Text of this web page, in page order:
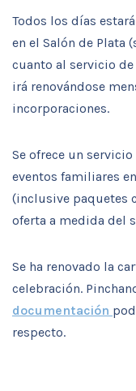
Todos los días
en el Salón de Plata
cuanto al servicio
irá renovándose
incorporaciones.
Se ofrece un
eventos familiares
(inclusive paquetes
oferta a medida del
Se ha renovado la
celebración.
documentación
respecto.